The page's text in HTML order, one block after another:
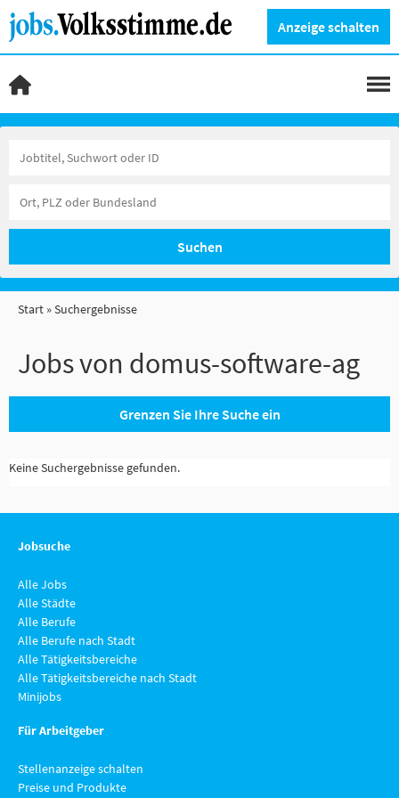
Anzeige schalten
Suchen
Start Suchergebnisse
Jobs von domus-software-ag
Grenzen Sie Ihre Suche ein
Keine Suchergebnisse gefunden.
Jobsuche
Alle Jobs
Alle Städte
Alle Berufe
Alle Berufe nach Stadt
Alle Tätigkeitsbereiche
Alle Tätigkeitsbereiche nach Stadt
Minijobs
Für Arbeitgeber
Stellenanzeige schalten
Preise und Produkte